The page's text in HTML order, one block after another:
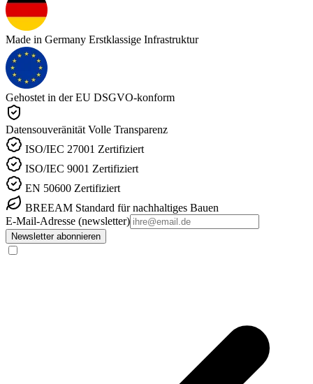
Made in Germany Erstklassige Infrastruktur
Gehostet in der EU DSGVO-konform
Datensouveränität Volle Transparenz
ISO/IEC 27001 Zertifiziert
ISO/IEC 9001 Zertifiziert
EN 50600 Zertifiziert
BREEAM Standard für nachhaltiges Bauen
E-Mail-Adresse (newsletter)
Newsletter abonnieren